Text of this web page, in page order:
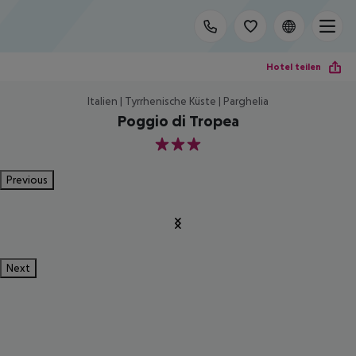
Hotel teilen
Italien | Tyrrhenische Küste | Parghelia
Poggio di Tropea
3
Previous
Next